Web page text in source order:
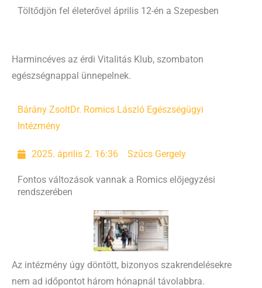
Töltődjön fel életerővel április 12-én a Szepesben
Harmincéves az érdi Vitalitás Klub, szombaton
egészségnappal ünnepelnek.
Bárány ZsoltDr. Romics László Egészségügyi
Intézmény
2025. április 2. 16:36 Szűcs Gergely
Fontos változások vannak a Romics előjegyzési
rendszerében
Az intézmény úgy döntött, bizonyos szakrendelésekre
nem ad időpontot három hónapnál távolabbra.